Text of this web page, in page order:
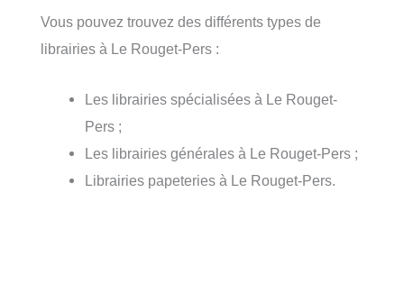
Vous pouvez trouvez des différents types de
librairies à Le Rouget-Pers :
Les librairies spécialisées à Le Rouget-
Pers ;
Les librairies générales à Le Rouget-Pers ;
Librairies papeteries à Le Rouget-Pers.